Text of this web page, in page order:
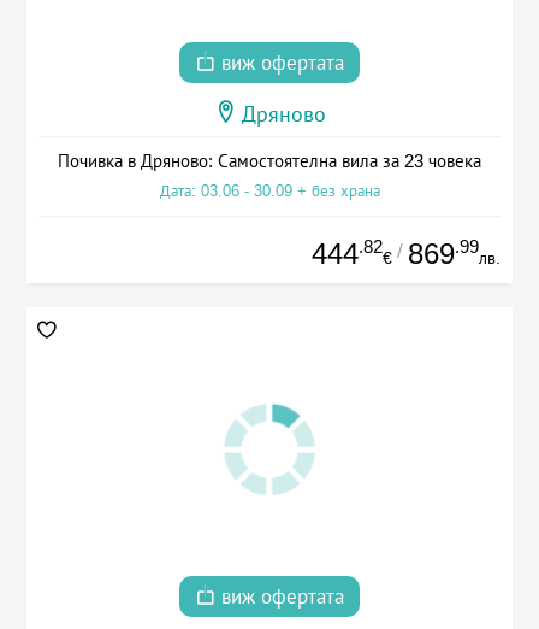
виж офертата
Дряново
Почивка в Дряново: Самостоятелна вила за 23 човека
Дата: 03.06 - 30.09 + без храна
444.82
€ / 869.99
лв.
виж офертата